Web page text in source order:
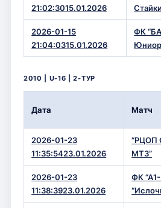
21:02:3015.01.2026
2026-01-15
21:04:0315.01.2026
ФК
2010 | U-16 | 2-ТУР
Дата Матч
2026-01-23
11:35:5423.01.2026
“РЦОП
МТЗ”
2026-01-23
11:38:3923.01.2026
ФК